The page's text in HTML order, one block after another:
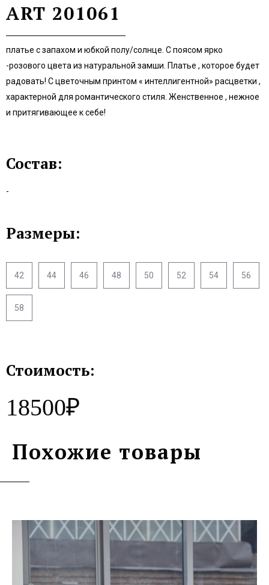
ART 201061
платье с запахом и юбкой полу/солнце. С поясом ярко
-розового цвета из натуральной замши. Платье , которое будет
радовать! С цветочным принтом « интеллигентной» расцветки ,
характерной для романтического стиля. Женственное , нежное
и притягивающее к себе!
Состав:
-
Размеры:
42 44 46 48 50 52 54 56
58
Стоимость:
18500₽
Похожие товары